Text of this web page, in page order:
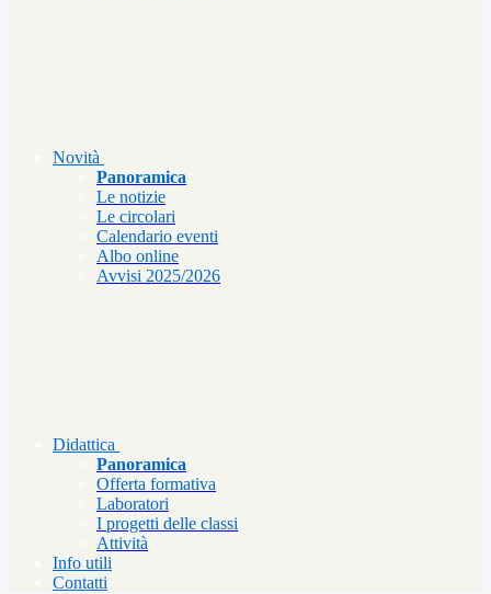
Novità
Panoramica
Le notizie
Le circolari
Calendario eventi
Albo online
Avvisi 2025/2026
Didattica
Panoramica
Offerta formativa
Laboratori
I progetti delle classi
Attività
Info utili
Contatti